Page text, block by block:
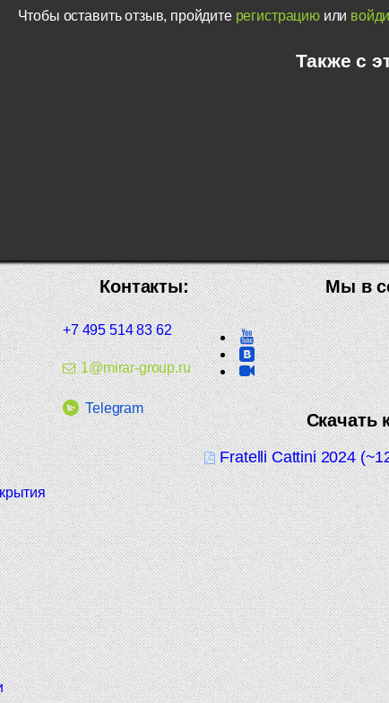
Чтобы оставить отзыв, пройдите регистрациюили
Также с
Мы в
Скачать
Fratelli Cattini 2024
Контакты:
+7 495 514 83 62
1@mirar-group.ru
Telegram